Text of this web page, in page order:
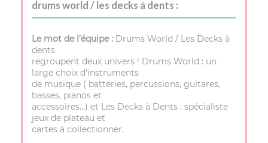
drums world / les decks à dents :
Le mot de l’équipe : Drums World / Les Decks à
dents
regroupent deux univers ! Drums World : un
large choix d'instruments
de musique ( batteries, percussions, guitares,
basses, pianos et
accessoires…) et Les Decks à Dents : spécialiste
jeux de plateau et
cartes à collectionner.